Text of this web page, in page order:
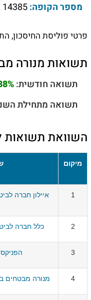
מספר הקופה:
פרטי פוליסת החיסכון,
תשואות מנורה
תשואה חודשית:
תשואה מתחילת
השוואת תשואות
מיקום
1
איילון חברה
2 כלל חברה
3
4 מנורה מבטחים